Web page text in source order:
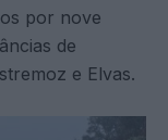
por nove
de
e Elvas.